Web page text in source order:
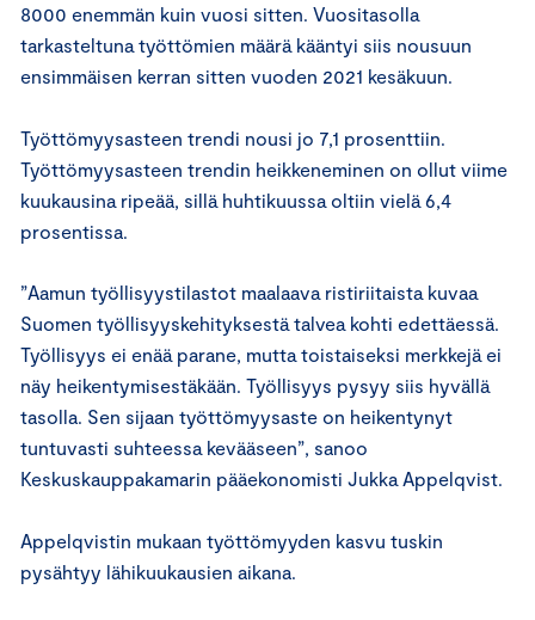
8000 enemmän kuin vuosi sitten. Vuositasolla
tarkasteltuna työttömien määrä kääntyi siis nousuun
ensimmäisen kerran sitten vuoden 2021 kesäkuun.
Työttömyysasteen trendi nousi jo 7,1 prosenttiin.
Työttömyysasteen trendin heikkeneminen on ollut viime
kuukausina ripeää, sillä huhtikuussa oltiin vielä 6,4
prosentissa.
”Aamun työllisyystilastot maalaava ristiriitaista kuvaa
Suomen työllisyyskehityksestä talvea kohti edettäessä.
Työllisyys ei enää parane, mutta toistaiseksi merkkejä ei
näy heikentymisestäkään. Työllisyys pysyy siis hyvällä
tasolla. Sen sijaan työttömyysaste on heikentynyt
tuntuvasti suhteessa kevääseen”, sanoo
Keskuskauppakamarin pääekonomisti Jukka Appelqvist.
Appelqvistin mukaan työttömyyden kasvu tuskin
pysähtyy lähikuukausien aikana.